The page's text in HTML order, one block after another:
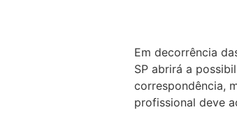
Em decorrência
SP abrirá a
correspondência,
profissional deve